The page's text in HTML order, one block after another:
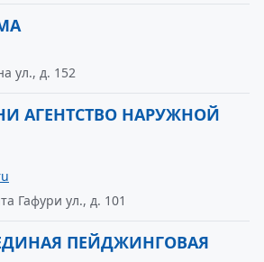
ул., д. 152
АГЕНТСТВО НАРУЖНОЙ
Гафури ул., д. 101
ПЕЙДЖИНГОВАЯ